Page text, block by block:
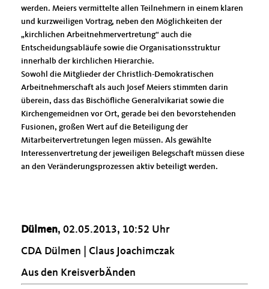
werden. Meiers vermittelte allen Teilnehmern in einem klaren
und kurzweiligen Vortrag, neben den Möglichkeiten der
kirchlichen Arbeitnehmervertretung“ auch die
Entscheidungsabläufe sowie die Organisationsstruktur
innerhalb der kirchlichen Hierarchie.
Sowohl die Mitglieder der Christlich-Demokratischen
Arbeitnehmerschaft als auch Josef Meiers stimmten darin
überein, dass das Bischöfliche Generalvikariat sowie die
Kirchengemeidnen vor Ort, gerade bei den bevorstehenden
Fusionen, großen Wert auf die Beteiligung der
Mitarbeitervertretungen legen müssen. Als gewählte
Interessenvertretung der jeweiligen Belegschaft müssen diese
an den Veränderungsprozessen aktiv beteiligt werden.
Dülmen, 02.05.2013, 10:52 Uhr
CDA Dülmen | Claus Joachimczak
Aus den KreisverbÄnden